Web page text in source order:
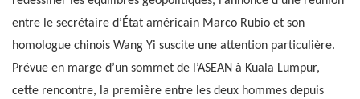
entre le secrétaire d’État américain Marco Rubio et son
homologue chinois Wang Yi suscite une attention particulière.
Prévue en marge d’un sommet de l’ASEAN à Kuala Lumpur,
cette rencontre, la première entre les deux hommes depuis